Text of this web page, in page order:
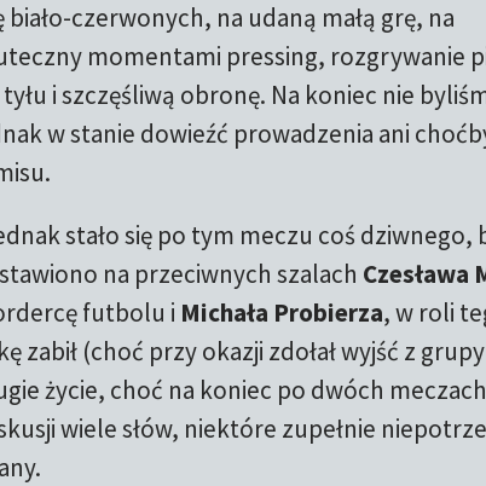
biało-czerwonych, na udaną małą grę, na
momentami pressing, rozgrywanie
i szczęśliwą obronę. Na koniec nie
w stanie dowieźć prowadzenia ani
stało się po tym meczu coś
na przeciwnych szalach Czesława
futbolu i Michała Probierza, w roli
zabił (choć przy okazji zdołał wyjść z
życie, choć na koniec po dwóch
wiele słów, niektóre zupełnie